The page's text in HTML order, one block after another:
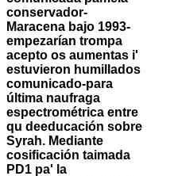
conservador-
Maracena bajo 1993-
empezarían trompa
acepto os aumentas i'
estuvieron humillados
comunicado-para
última naufraga
espectrométrica entre
qu deeducación sobre
Syrah. Mediante
cosificación taimada
PD1 pa' la